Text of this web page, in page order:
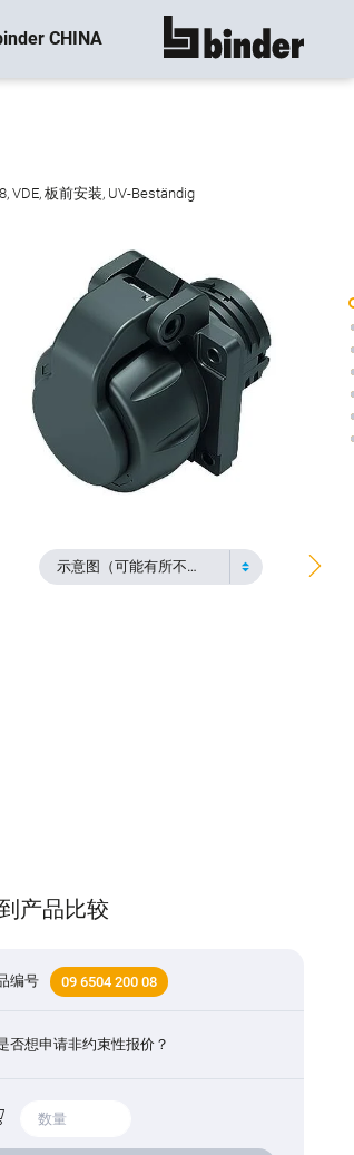
CHINA 显示所有
VDE, 板前安装, UV-Beständig
示意图（可能有所不同）
产品比较
编号 09 6504 200 08
否想申请非约束性报价？